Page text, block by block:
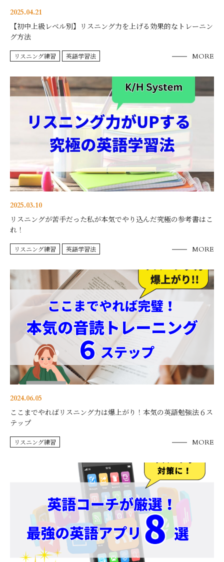
2025.04.21
【初中上級レベル別】リスニング力を上げる効果的なトレーニン
グ方法
リスニング練習 英語学習法 MORE
2025.03.10
リスニングが苦手だった私が本気でやり込んだ究極の参考書はこ
れ！
リスニング練習 英語学習法 MORE
2024.06.05
ここまでやればリスニング力は爆上がり！本気の英語勉強法６ス
テップ
リスニング練習 MORE